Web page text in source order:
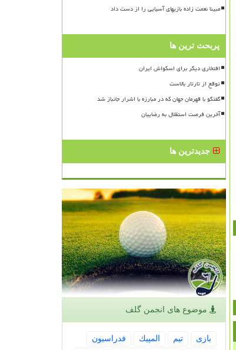
مبینا نعمت زاده بازیهای آسیایی را از دست داد
پربحث ترین ها
افتخاری دیگر برای اسکواش ایران
توقع از تارتار بالاست
گفتگو با قهرمان جهان که در مبارزه با اشرار جانباز شد
آخرین فرصت استقلال به رضاییان
جدیدترین ها
موضوع های انجمن گلف
بازی تیم المپیك
فدراسیون